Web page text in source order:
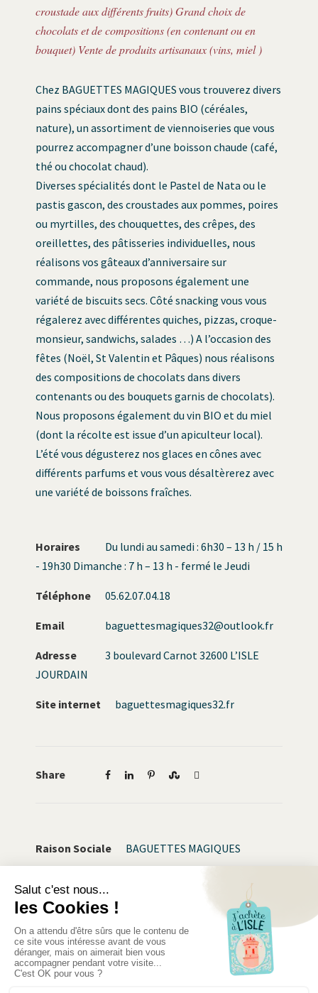
croustade aux différents fruits) Grand choix de
chocolats et de compositions (en contenant ou en
bouquet) Vente de produits artisanaux (vins, miel )
Chez BAGUETTES MAGIQUES vous trouverez divers
pains spéciaux dont des pains BIO (céréales,
nature), un assortiment de viennoiseries que vous
pourrez accompagner d’une boisson chaude (café,
thé ou chocolat chaud).
Diverses spécialités dont le Pastel de Nata ou le
pastis gascon, des croustades aux pommes, poires
ou myrtilles, des chouquettes, des crêpes, des
oreillettes, des pâtisseries individuelles, nous
réalisons vos gâteaux d’anniversaire sur
commande, nous proposons également une
variété de biscuits secs. Côté snacking vous vous
régalerez avec différentes quiches, pizzas, croque-
monsieur, sandwichs, salades …) A l’occasion des
fêtes (Noël, St Valentin et Pâques) nous réalisons
des compositions de chocolats dans divers
contenants ou des bouquets garnis de chocolats).
Nous proposons également du vin BIO et du miel
(dont la récolte est issue d’un apiculteur local).
L’été vous dégusterez nos glaces en cônes avec
différents parfums et vous vous désaltèrerez avec
une variété de boissons fraîches.
Horaires
Du lundi au samedi : 6h30 – 13 h / 15 h
- 19h30 Dimanche : 7 h – 13 h - fermé le Jeudi
Téléphone 05.62.07.04.18
Email baguettesmagiques32@outlook.fr
Adresse
3 boulevard Carnot 32600 L’ISLE
JOURDAIN
Site internet baguettesmagiques32.fr
Share
Raison Sociale BAGUETTES MAGIQUES
traiteur
Tags Alimentation, commerces